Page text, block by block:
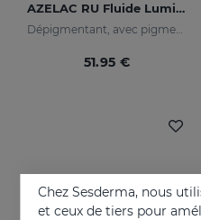
AZELAC RU Fluide Lumineux
Dépigmentant, avec pigments lumineux et filtres solaires
51.95 €
Chez Sesderma, nous
et ceux de tiers pour